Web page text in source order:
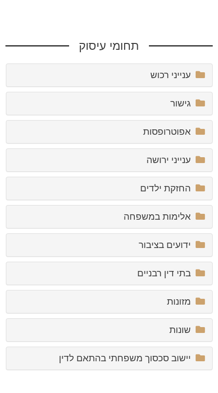
תחומי עיסוק
ענייני רכוש
גישור
אפוטרופסות
ענייני ירושה
החזקת ילדים
אלימות במשפחה
ידועים בציבור
בתי דין רבניים
מזונות
שונות
יישוב סכסוך משפחתי בהתאם לדין